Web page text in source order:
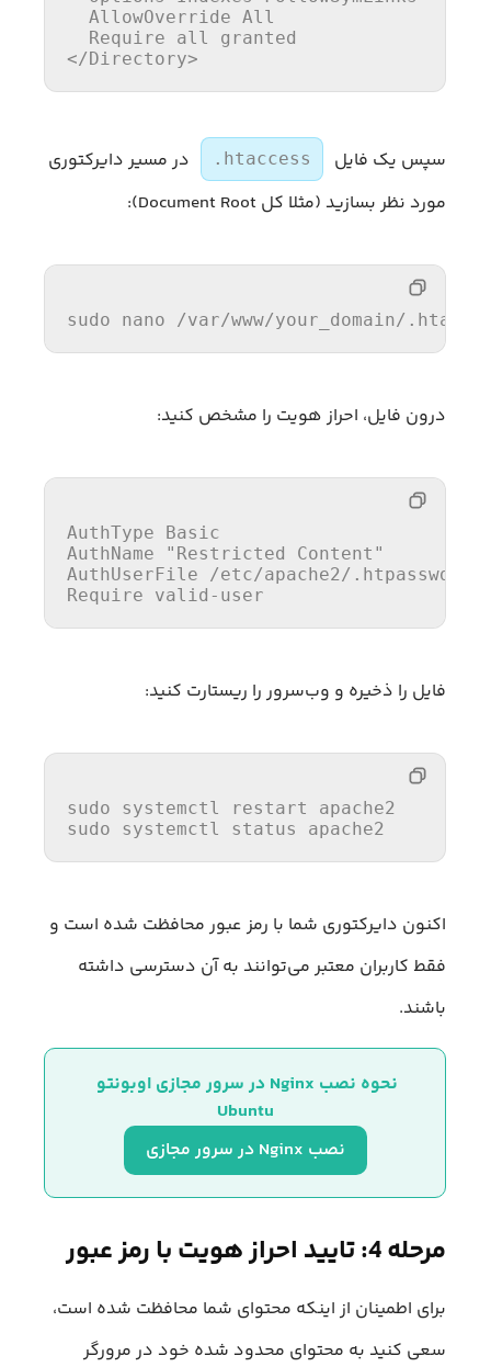
AllowOverride All
Require
all
</Directory>
سپس یک فایل .htaccess
در مسیر دایرکتوری
مورد نظر بسازید (مثلا کل Document Root):
sudo nano /var/www/your_domain/
درون فایل، احراز هویت را مشخص کنید:
AuthType Basic
AuthName
"Restricted Content"
AuthUserFile /etc/apache2/.htpasswd
فایل را ذخیره و وب‌سرور را ریستارت کنید:
sudo systemctl restart
apache2
sudo systemctl status apache2
اکنون دایرکتوری شما با رمز عبور محافظت شده است و
فقط کاربران معتبر می‌توانند به آن دسترسی داشته
باشند.
نحوه نصب Nginx در سرور مجازی اوبونتو
Ubuntu
نصب Nginx در سرور مجازی
مرحله 4: تایید احراز هویت با رمز عبور
برای اطمینان از اینکه محتوای شما محافظت شده است،
سعی کنید به محتوای محدود شده خود در مرورگر